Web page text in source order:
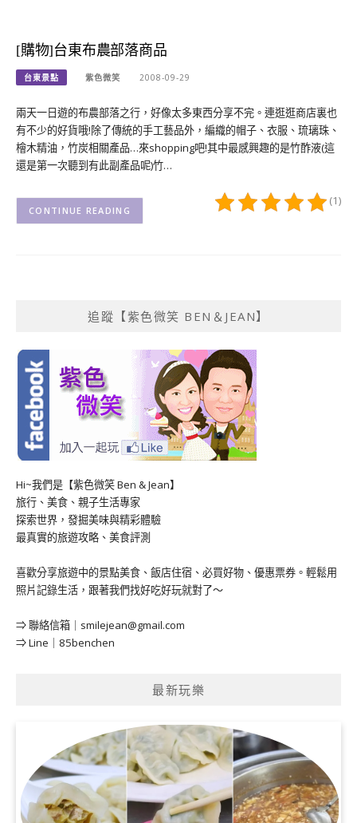
[購物]台東布農部落商品
台東景點 紫色微笑 2008-09-29
兩天一日遊的布農部落之行，好像太多東西分享不完。連逛逛商店裏也
有不少的好貨哦!除了傳統的手工藝品外，編織的帽子、衣服、琉璃珠、
檜木精油，竹炭相關產品…來shopping吧!其中最感興趣的是竹酢液(這
還是第一次聽到有此副產品呢)竹…
(1)
CONTINUE READING
追蹤【紫色微笑 BEN＆JEAN】
Hi~我們是【紫色微笑 Ben & Jean】
旅行、美食、親子生活專家
探索世界，發掘美味與精彩體驗
最真實的旅遊攻略、美食評測
喜歡分享旅遊中的景點美食、飯店住宿、必買好物、優惠票券。輕鬆用
照片記錄生活，跟著我們找好吃好玩就對了～
⇒ 聯絡信箱｜ smilejean@gmail.com
⇒ Line｜85benchen
最新玩樂